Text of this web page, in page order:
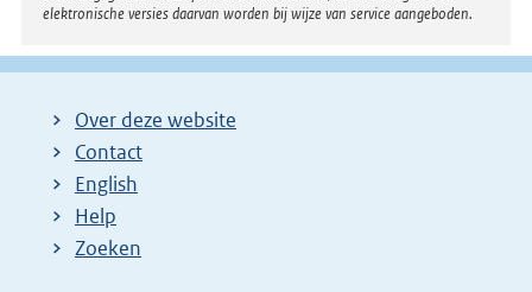
elektronische versies daarvan worden bij wijze van service aangeboden.
Over deze website
Contact
English
Help
Zoeken